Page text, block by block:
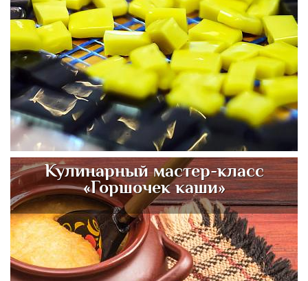
Кулинарный мастер-класс
«Горшочек каши»